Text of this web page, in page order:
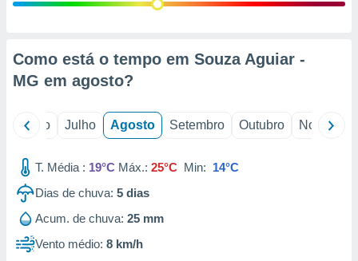
estudos
1199
Como está o tempo em Souza Aguiar -
MG em agosto?
Junho Julho Agosto Setembro Outubro Novembro
T. Média : 19°C Máx.: 25°C Min: 14°C
Dias de chuva: 5 dias
Acum. de chuva: 25 mm
Vento médio: 8 km/h